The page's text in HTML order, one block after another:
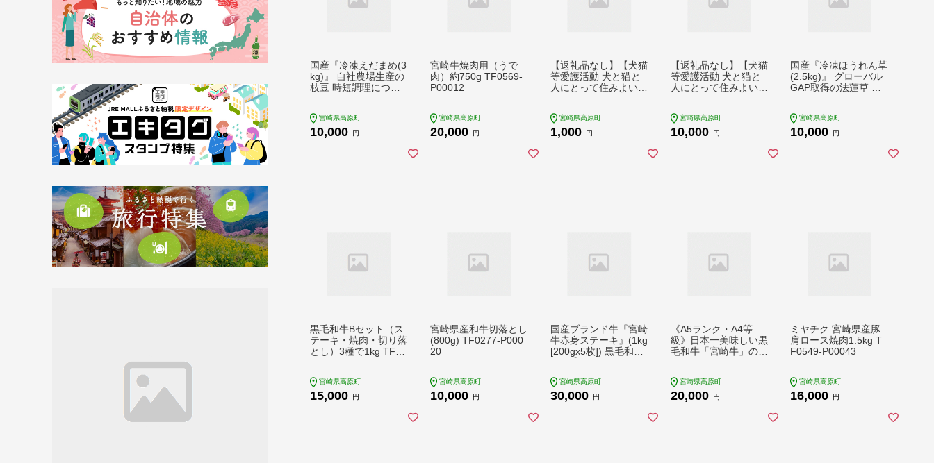
国産『冷凍えだまめ(3
kg)』 自社農場生産の
枝豆 時短調理につな
宮崎県高原町
10,000 円
宮崎牛焼肉用（うで
肉）約750g TF0569-
P00012
宮崎県高原町
20,000 円
【返礼品なし】【犬猫
等愛護活動 犬と猫と
人にとって住みよい社
活動法人 咲桃虎(さく
もんと) TF3000-P000
宮崎県高原町
1,000 円
【返礼品なし】【犬猫
等愛護活動 犬と猫と
人にとって住みよい社
活動法人 咲桃虎(さく
もんと) TF3009-P000
宮崎県高原町
10,000 円
国産『冷凍ほうれん草
(2.5kg)』 グローバル
GAP取得の法蓮草 時
00019
宮崎県高原町
10,000 円
黒毛和牛Bセット（ス
テーキ・焼肉・切り落
とし）3種で1kg TF05
宮崎県高原町
15,000 円
宮崎県産和牛切落とし
(800g) TF0277-P000
20
宮崎県高原町
10,000 円
国産ブランド牛『宮崎
牛赤身ステーキ』(1kg
[200gx5枚]) 黒毛和牛
宮崎県高原町
30,000 円
《A5ランク・A4等
級》日本一美味しい黒
毛和牛「宮崎牛」のサ
ゃぶやすき焼きでおい
しいブランド牛 時短
宮崎県高原町
20,000 円
ミヤチク 宮崎県産豚
肩ロース焼肉1.5kg T
F0549-P00043
宮崎県高原町
16,000 円